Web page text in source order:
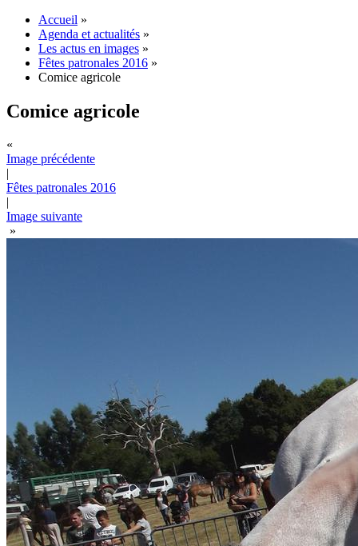
Accueil »
Agenda et actualités »
Les actus en images »
Fêtes patronales 2016 »
Comice agricole
Comice agricole
«
Image précédente
|
Fêtes patronales 2016
|
Image suivante
»